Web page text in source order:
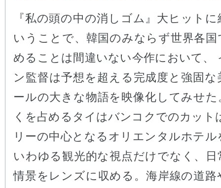
『私の頭の中の消しゴム』大ヒット
いうことで、韓国のみならず世界各国
めることは間違いない今作において、
ン監督は予想を超える完成度と強固な
ールの大きな物語を映像化してみせた
くを占めるタイはバンコクでのカット
リーの中心となるオリエンタルホテル
いわゆる観光的な視点だけでなく、日
情景をレンズに収める。海岸線の道路